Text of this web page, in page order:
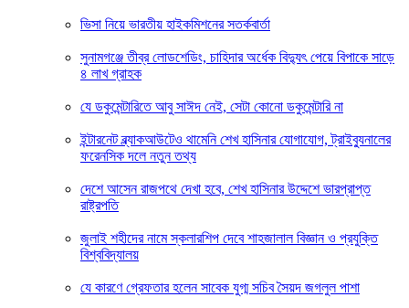
ভিসা নিয়ে ভারতীয় হাইকমিশনের সতর্কবার্তা
সুনামগঞ্জে তীব্র লোডশেডিং, চাহিদার অর্ধেক বিদ্যুৎ পেয়ে বিপাকে সাড়ে
৪ লাখ গ্রাহক
যে ডকুমেন্টারিতে আবু সাঈদ নেই, সেটা কোনো ডকুমেন্টারি না
ইন্টারনেট ব্ল্যাকআউটেও থামেনি শেখ হাসিনার যোগাযোগ, ট্রাইব্যুনালের
ফরেনসিক দলে নতুন তথ্য
দেশে আসেন রাজপথে দেখা হবে, শেখ হাসিনার উদ্দেশে ভারপ্রাপ্ত
রাষ্ট্রপতি
জুলাই শহীদের নামে স্কলারশিপ দেবে শাহজালাল বিজ্ঞান ও প্রযুক্তি
বিশ্ববিদ্যালয়
যে কারণে গ্রেফতার হলেন সাবেক যুগ্ম সচিব সৈয়দ জগলুল পাশা